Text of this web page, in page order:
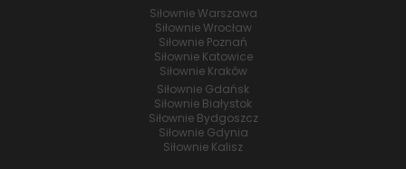
Siłownie Warszawa
Siłownie Wrocław
Siłownie Poznań
Siłownie Katowice
Siłownie Kraków
Siłownie Gdańsk
Siłownie Białystok
Siłownie Bydgoszcz
Siłownie Gdynia
Siłownie Kalisz